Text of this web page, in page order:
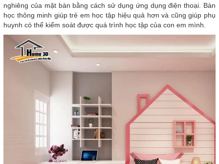
nghiêng của mặt bàn bằng cách sử dụng ứng dụng điện thoại. Bàn
học thông minh giúp trẻ em học tập hiệu quả hơn và cũng giúp phụ
huynh có thể kiểm soát được quá trình học tập của con em mình.